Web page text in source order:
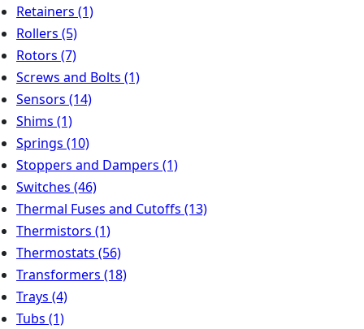
Retainers (1)
Rollers (5)
Rotors (7)
Screws and Bolts (1)
Sensors (14)
Shims (1)
Springs (10)
Stoppers and Dampers (1)
Switches (46)
Thermal Fuses and Cutoffs (13)
Thermistors (1)
Thermostats (56)
Transformers (18)
Trays (4)
Tubs (1)